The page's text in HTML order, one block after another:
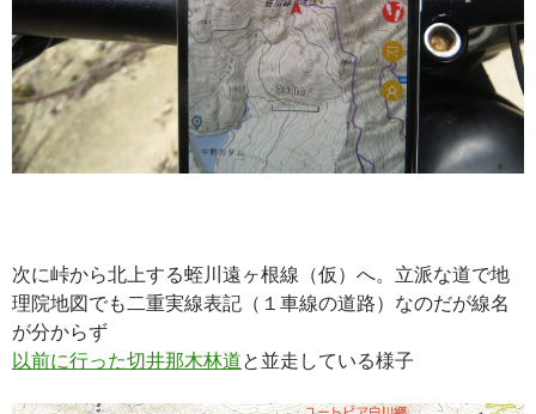
次に峠から北上する蛭川遠ヶ根線（仮）へ。立派な道で地
理院地図でも二重実線表記（１車線の道路）なのだが線名
が分からず
以前に行った切井那木林道 と並走している様子